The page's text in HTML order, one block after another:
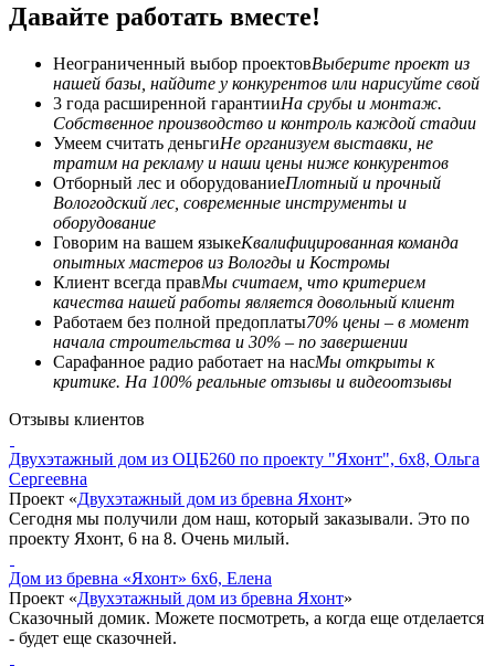
Давайте работать вместе!
Неограниченный выбор проектовВыберите проект из
нашей базы, найдите у конкурентов или нарисуйте свой
3 года расширенной гарантииНа срубы и монтаж.
Собственное производство и контроль каждой стадии
Умеем считать деньгиНе организуем выставки, не
тратим на рекламу и наши цены ниже конкурентов
Отборный лес и оборудованиеПлотный и прочный
Вологодский лес, современные инструменты и
оборудование
Говорим на вашем языкеКвалифицированная команда
опытных мастеров из Вологды и Костромы
Клиент всегда правМы считаем, что критерием
качества нашей работы является довольный клиент
Работаем без полной предоплаты70% цены – в момент
начала строительства и 30% – по завершении
Сарафанное радио работает на насМы открыты к
критике. На 100% реальные отзывы и видеоотзывы
Отзывы клиентов
Двухэтажный дом из ОЦБ260 по проекту "Яхонт", 6x8, Ольга
Сергеевна
Проект «Двухэтажный дом из бревна Яхонт»
Сегодня мы получили дом наш, который заказывали. Это по
проекту Яхонт, 6 на 8. Очень милый.
Дом из бревна «Яхонт» 6x6, Елена
Проект «Двухэтажный дом из бревна Яхонт»
Сказочный домик. Можете посмотреть, а когда еще отделается
- будет еще сказочней.